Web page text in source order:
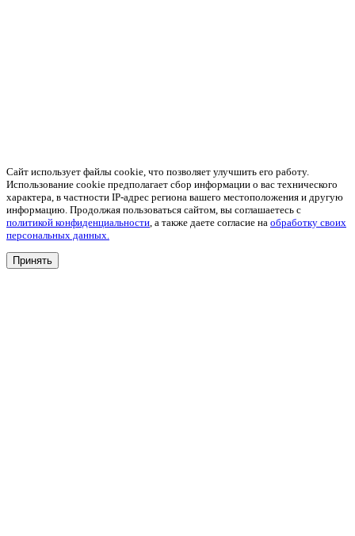
Сайт использует файлы cookie, что позволяет улучшить его работу.
Использование cookie предполагает сбор информации о вас технического
характера, в частности IP-адрес региона вашего местоположения и другую
информацию. Продолжая пользоваться сайтом, вы соглашаетесь с
политикой конфиденциальности , а также даете согласие на обработку своих
персональных данных.
Принять